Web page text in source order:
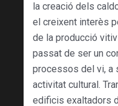
la creació dels
el creixent interès
de la producció
passat de ser un
processos del vi, a
activitat cultural.
edificis exaltadors